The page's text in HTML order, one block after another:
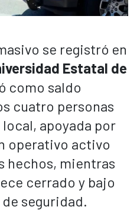
se registró en
Estatal de
como saldo
cuatro personas
apoyada por
operativo activo
hechos, mientras
cerrado y bajo
seguridad.